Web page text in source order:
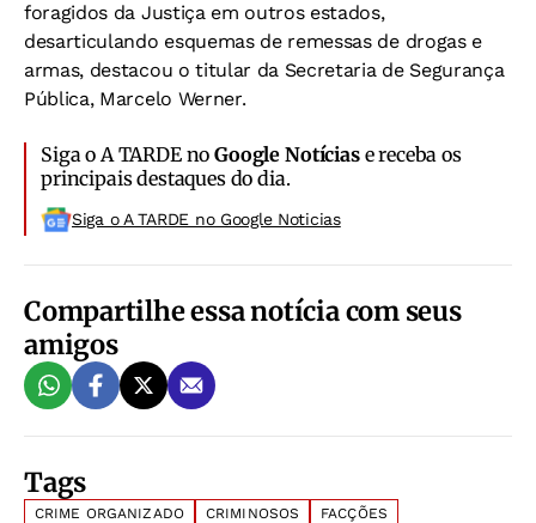
foragidos da Justiça em outros estados,
desarticulando esquemas de remessas de drogas e
armas, destacou o titular da Secretaria de Segurança
Pública, Marcelo Werner.
Siga o A TARDE noGoogle Notíciase receba os
principais destaques do dia.
Siga o A TARDE no Google Noticias
Compartilhe essa notícia com seus
amigos
Tags
CRIME ORGANIZADO CRIMINOSOS
FACÇÕES